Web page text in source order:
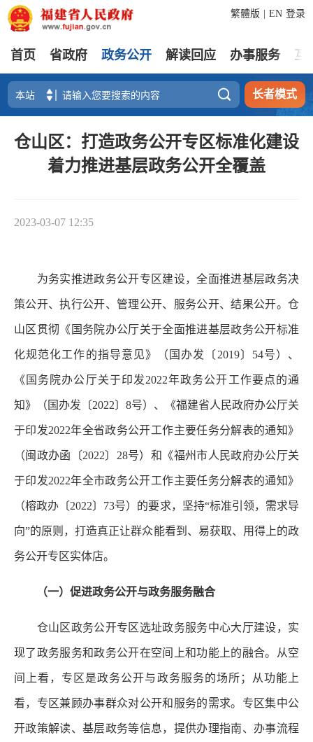
登录
繁體版 EN
首页 省政府 政务公开 解读回应 办事服务 互
 长者模式
仓山区：打造政务公开专区标准化建设
着力推进基层政务公开全覆盖
2023-03-07 12:35
为务实推进政务公开专区建设，全面推进基层政务决
策公开、执行公开、管理公开、服务公开、结果公开。仓
山区贯彻《国务院办公厅关于全面推进基层政务公开标准
化规范化工作的指导意见》（国办发〔2019〕54号）、
《国务院办公厅关于印发2022年政务公开工作要点的通
知》（国办发〔2022〕8号）、《福建省人民政府办公厅关
于印发2022年全省政务公开工作主要任务分解表的通知》
（闽政办函〔2022〕28号）和《福州市人民政府办公厅关
于印发2022年全市政务公开工作主要任务分解表的通知》
（榕政办〔2022〕73号）的要求，坚持“标准引领，需求导
向”的原则，打造真正让群众能看到、易获取、用得上的政
务公开专区实体店。
（一）促进政务公开与政务服务融合
仓山区政务公开专区选址政务服务中心大厅建设，实
现了政务服务和政务公开在空间上和功能上的融合。从空
间上看，专区是政务公开与政务服务的场所；从功能上
看，专区兼顾办事群众对公开和服务的需求。专区集中公
开政策解读、基层政务等信息，提供办理指南、办事流程